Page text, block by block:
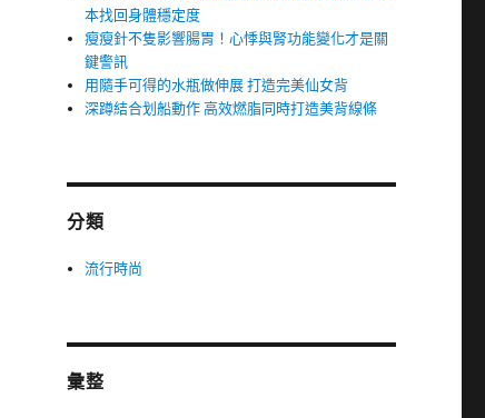
本找回身體穩定度
瘦瘦針不隻影響腸胃！心悸與腎功能變化才是關
鍵警訊
用隨手可得的水瓶做伸展 打造完美仙女背
深蹲結合划船動作 高效燃脂同時打造美背線條
分類
流行時尚
彙整